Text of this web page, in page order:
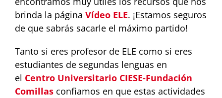
brinda la página Vídeo ELE. ¡Estamos seguros
de que sabrás sacarle el máximo partido!
Tanto si eres profesor de ELE como si eres
estudiantes de segundas lenguas en
el Centro Universitario CIESE-Fundación
Comillas confiamos en que estas actividades